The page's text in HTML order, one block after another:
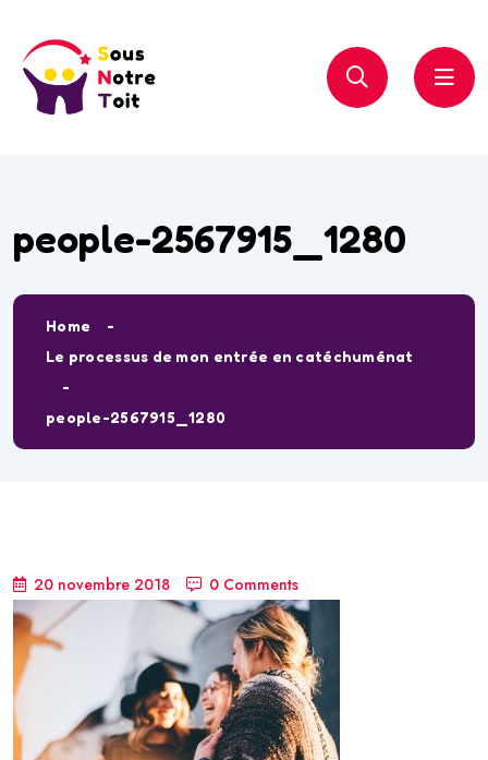
people-2567915_1280
Home
Le processus de mon entrée en catéchuménat
people-2567915_1280
20 novembre 2018 0 Comments